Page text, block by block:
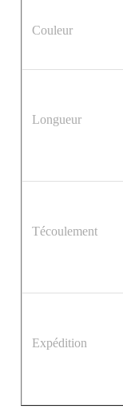
Couleur
Longueur
Técoulement
Expédition